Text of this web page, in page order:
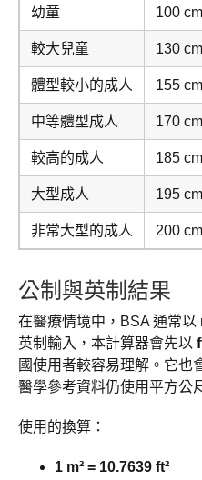
幼童 100 cm
較大兒童 130 cm
體型較小的成人 155 cm
中等體型成人 170 cm
較高的成人 185 cm
大型成人 195 cm
非常大型的成人 200 cm
公制與英制結果
在醫療情境中，BSA 通常以
英制輸入，本計算器會先以
國使用者較容易理解。它也
醫學參考資料仍使用平方公
使用的換算：
1 m² = 10.7639 ft²